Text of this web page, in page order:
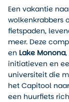
Een vakantie
wolkenkrabbers
fietspaden,
meer. Deze
en Lake Monona
initiatieven en
universiteit die
het Capitool
een huurfiets